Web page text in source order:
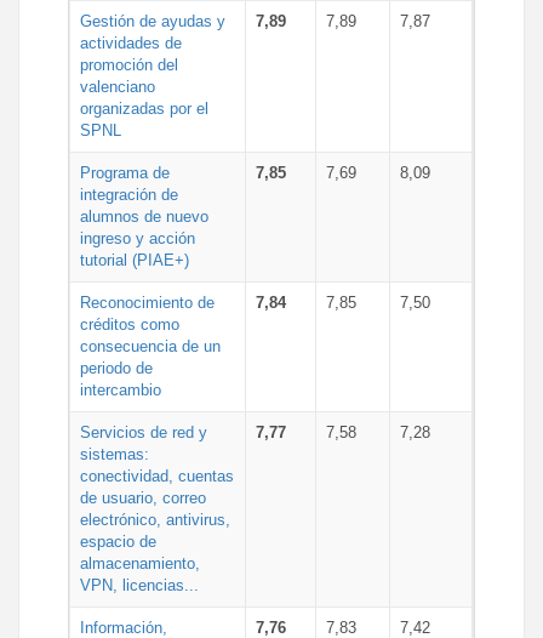
Gestión de ayudas y
actividades de
promoción del
valenciano
organizadas por el
SPNL
7,89 7,89 7,87
Programa de
integración de
alumnos de nuevo
ingreso y acción
tutorial (PIAE+)
7,85 7,69 8,09
Reconocimiento de
créditos como
consecuencia de un
periodo de
intercambio
7,84 7,85 7,50
Servicios de red y
sistemas:
conectividad, cuentas
de usuario, correo
electrónico, antivirus,
espacio de
almacenamiento,
VPN, licencias...
7,77 7,58 7,28
Información,
7,76 7,83 7,42